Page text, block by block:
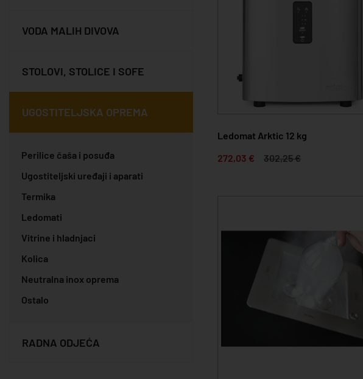
VODA MALIH DIVOVA
STOLOVI, STOLICE I SOFE
UGOSTITELJSKA OPREMA
Perilice čaša i posuđa
Ugostiteljski uređaji i aparati
Termika
Ledomati
Vitrine i hladnjaci
Kolica
Neutralna inox oprema
Ostalo
RADNA ODJEĆA
Ledomat Arktic 12 kg
272,03 €
302,25 €